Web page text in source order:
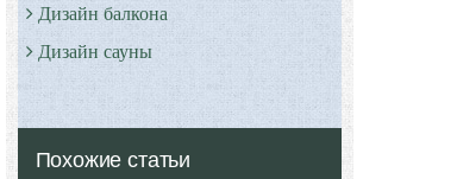
Дизайн балкона
Дизайн сауны
Дизайн прихожей
Дизайн гардеробной
Все о Сауне и Банях
Похожие статьи